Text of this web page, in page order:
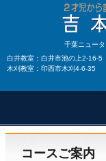
千葉ニュー
白井教室：白井市池の上2-16-5
木刈教室：印西市木刈4-6-35
コースご案内